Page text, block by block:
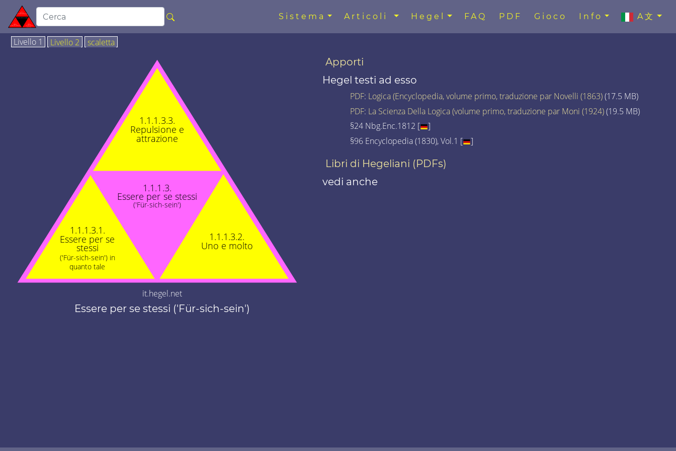
Sistema Articoli Hegel FAQ PDF Gioco Info A文
Livello 1 Livello 2 scaletta
1.1.1.3.
Essere per se stessi
('Für-sich-sein')
1.1.1.3.1.
Essere per se
stessi
('Für-sich-sein') in
quanto tale
1.1.1.3.2.
Uno e molto
1.1.1.3.3.
Repulsione e
attrazione
it.hegel.net
Essere per se stessi ('Für-sich-sein')
Apporti
Hegel testi ad esso
PDF: Logica (Encyclopedia, volume primo, traduzione par Novelli (1863)(17.5 MB)
PDF: La Scienza Della Logica (volume primo, traduzione par Moni (1924)(19.5 MB)
§24 Nbg.Enc.1812 [
]
§96 Encyclopedia (1830), Vol.1 [
]
Libri di Hegeliani (PDFs)
vedi anche